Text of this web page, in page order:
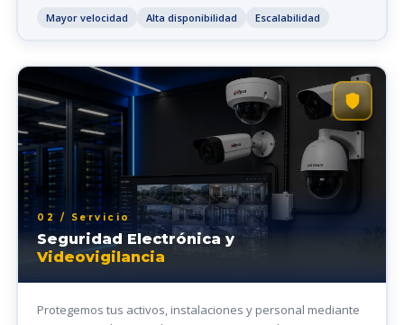
Mayor velocidad Alta disponibilidad Escalabilidad
02 / Servicio
Seguridad Electrónica y
Videovigilancia
Protegemos tus activos, instalaciones y personal mediante